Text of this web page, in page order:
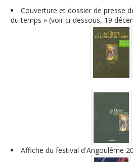
Couverture et dossier de presse
du temps » (voir ci-dessous, 19
Affiche du festival d'Angoulême